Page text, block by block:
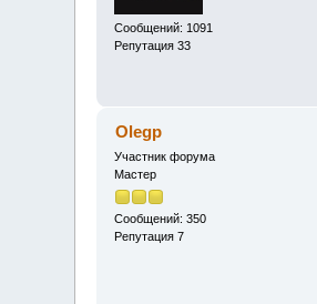
Сообщений: 1091
Репутация 33
Olegp
Участник форума
Мастер
Сообщений: 350
Репутация 7